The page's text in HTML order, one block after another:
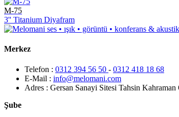
M-75
3'' Titanium Diyafram
Merkez
Telefon : 0312 394 56 50 - 0312 418 18 68
E-Mail : info@melomani.com
Adres : Gersan Sanayi Sitesi Tahsin
Şube